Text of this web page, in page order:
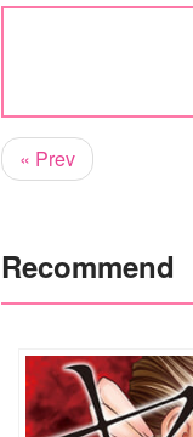
« Prev
Recommend